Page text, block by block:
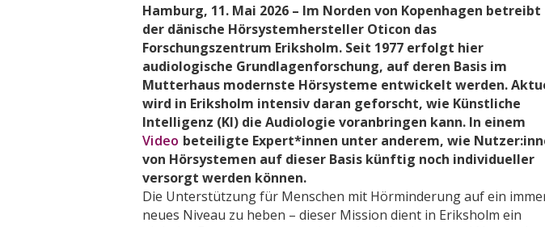
Hamburg, 11. Mai 2026 – Im Norden von Kopenhagen betreibt
der dänische Hörsystemhersteller Oticon das
Forschungszentrum Eriksholm. Seit 1977 erfolgt hier
audiologische Grundlagenforschung, auf deren Basis im
Mutterhaus modernste Hörsysteme entwickelt werden.
wird in Eriksholm intensiv daran geforscht, wie Künstliche
Intelligenz (KI) die Audiologie voranbringen kann. In einem
Video beteiligte Expert*innen unter anderem, wie
von Hörsystemen auf dieser Basis künftig noch individueller
versorgt werden können.
Die Unterstützung für Menschen mit Hörminderung auf ein
neues Niveau zu heben – dieser Mission dient in Eriksholm ein